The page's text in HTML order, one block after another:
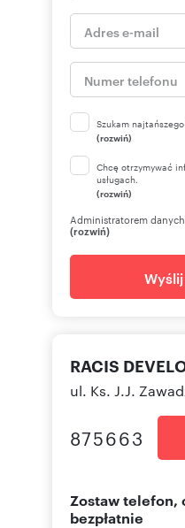
Szukam
(rozwiń)
Chcę otrzymywać
usługach.
(rozwiń)
Administratorem
(rozwiń)
RACIS
ul. Ks. J.J.
875663
Zostaw telefon,
bezpłatnie